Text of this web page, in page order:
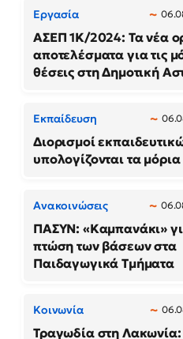
Εργασία
ΑΣΕΠ 1Κ/2024: Τα νέα
αποτελέσματα για τις
θέσεις στη Δημοτική
Εκπαίδευση
Διορισμοί
υπολογίζονται τα μόρια
Ανακοινώσεις
ΠΑΣΥΝ: «Καμπανάκι»
πτώση των βάσεων στα
Παιδαγωγικά Τμήματα
Κοινωνία
Τραγωδία στη